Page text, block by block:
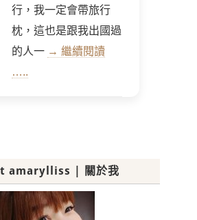
行，我一定會帶旅行
枕，這也是跟我出國過
的人一 → 繼續閱讀
…..
amarylliss | 關於我